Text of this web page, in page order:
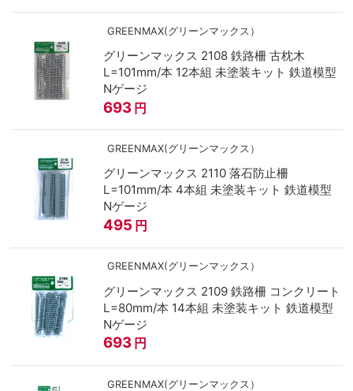
GREENMAX(グリーンマックス）
グリーンマックス 2108 鉄路柵 古枕木
L=101mm/本 12本組 未塗装キット 鉄道模型
Nゲージ
693 円
GREENMAX(グリーンマックス）
グリーンマックス 2110 落石防止柵
L=101mm/本 4本組 未塗装キット 鉄道模型
Nゲージ
495 円
GREENMAX(グリーンマックス）
グリーンマックス 2109 鉄路柵 コンクリート
L=80mm/本 14本組 未塗装キット 鉄道模型
Nゲージ
693 円
GREENMAX(グリーンマックス）